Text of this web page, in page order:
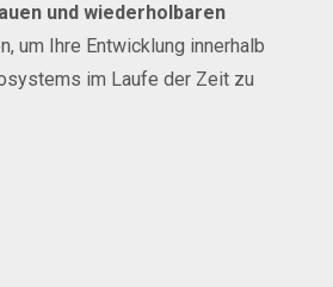
und wiederholbaren
um Ihre Entwicklung innerhalb
im Laufe der Zeit zu